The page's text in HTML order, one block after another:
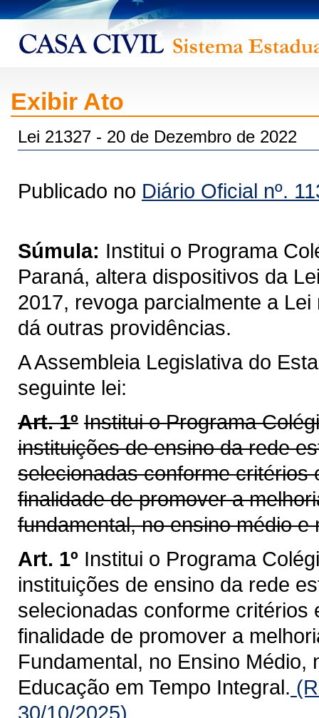
Exibir Ato
Lei 21327 - 20 de Dezembro de 2022
Publicado no Diário Oficial nº.
Súmula: Institui o Programa
Paraná, altera dispositivos da
2017, revoga parcialmente a
dá outras providências.
A Assembleia Legislativa do
seguinte lei:
Art. 1º Institui o Programa
instituições de ensino da rede
selecionadas conforme
finalidade de promover a
fundamental, no ensino médio
Art. 1º Institui o Programa
instituições de ensino da rede
selecionadas conforme
finalidade de promover a
Fundamental, no Ensino
Educação em Tempo Integral.
30/10/2025)